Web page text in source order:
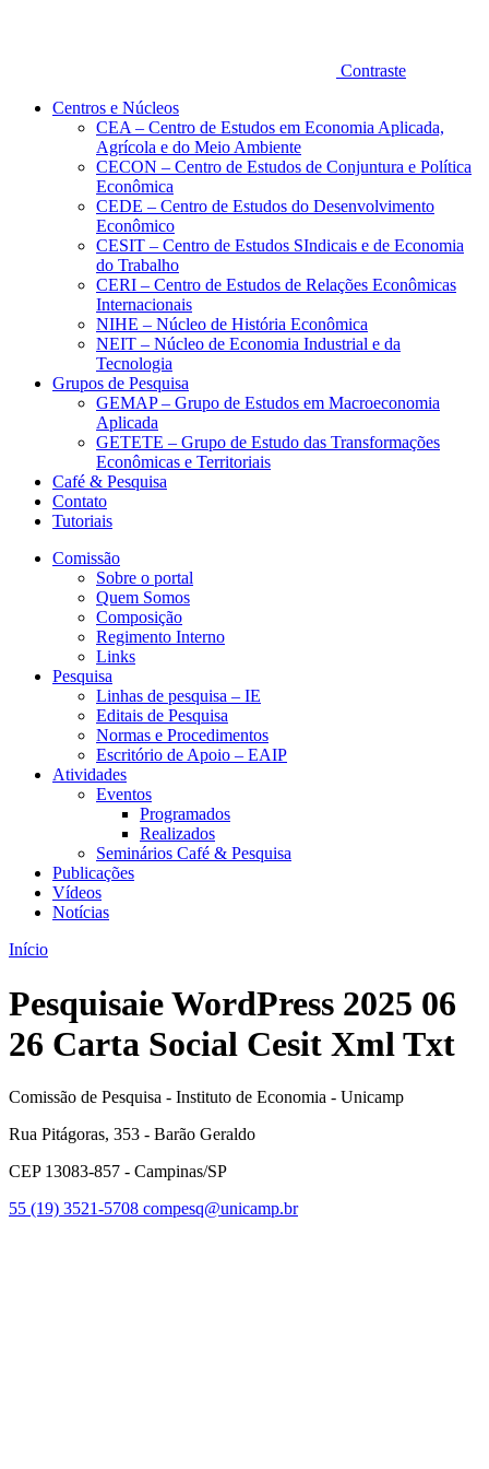
Contraste
Centros e Núcleos
CEA – Centro de Estudos em Economia Aplicada,
Agrícola e do Meio Ambiente
CECON – Centro de Estudos de Conjuntura e Política
Econômica
CEDE – Centro de Estudos do Desenvolvimento
Econômico
CESIT – Centro de Estudos SIndicais e de Economia
do Trabalho
CERI – Centro de Estudos de Relações Econômicas
Internacionais
NIHE – Núcleo de História Econômica
NEIT – Núcleo de Economia Industrial e da
Tecnologia
Grupos de Pesquisa
GEMAP – Grupo de Estudos em Macroeconomia
Aplicada
GETETE – Grupo de Estudo das Transformações
Econômicas e Territoriais
Café & Pesquisa
Contato
Tutoriais
Comissão
Sobre o portal
Quem Somos
Composição
Regimento Interno
Links
Pesquisa
Linhas de pesquisa – IE
Editais de Pesquisa
Normas e Procedimentos
Escritório de Apoio – EAIP
Atividades
Eventos
Programados
Realizados
Seminários Café & Pesquisa
Publicações
Vídeos
Notícias
Início
Pesquisaie WordPress 2025 06
26 Carta Social Cesit Xml Txt
Comissão de Pesquisa - Instituto de Economia - Unicamp
Rua Pitágoras, 353 - Barão Geraldo
CEP 13083-857 - Campinas/SP
55 (19) 3521-5708 compesq@unicamp.br